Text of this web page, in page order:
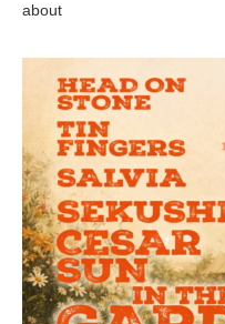
about